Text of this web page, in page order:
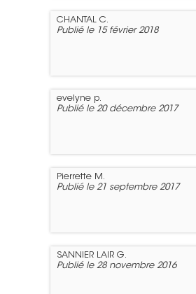
CHANTAL C.
Publié le 15 février 2018
evelyne p.
Publié le 20 décembre 2017
Pierrette M.
Publié le 21 septembre 2017
SANNIER LAIR G.
Publié le 28 novembre 2016